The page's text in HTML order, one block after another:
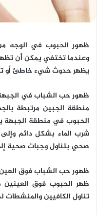
ظهور الحبوب في الوجه
وعندما تختفي يمكن أن
يظهر حدوث شيء خاطئ أو
ظهور حب الشباب في
منطقة الجبين مرتبطة
الحبوب في منطقة الجبهة
شرب الماء بشكل دائم
صحي بتناول وجبات صحية
ظهور حب الشباب فوق
ظهر الحبوب فوق العينين
تناول الكافيين والمنشطات